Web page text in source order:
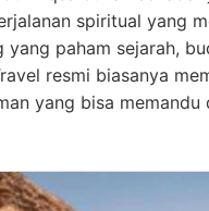
spiritual yang
yang paham sejarah,
resmi biasanya
yang bisa memandu